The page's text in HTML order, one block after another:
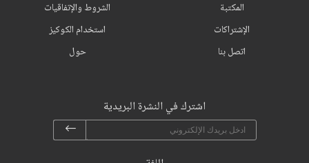
المكتبة
الإشتراكات
اتصل بنا
الشروط والإتفاقيات
استخدام الكوكيز
حول
اشترك في النشرة البريدية